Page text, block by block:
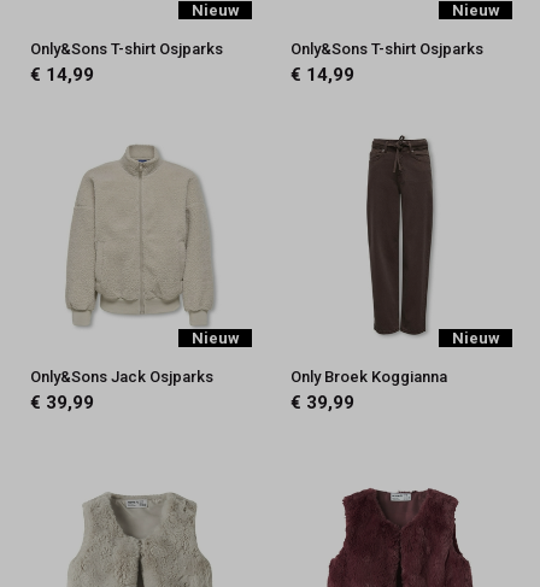
Nieuw
Only&Sons T-shirt Osjparks
€ 14,99
Nieuw
Only&Sons T-shirt Osjparks
€ 14,99
Nieuw
Only&Sons Jack Osjparks
€ 39,99
Nieuw
Only Broek Koggianna
€ 39,99